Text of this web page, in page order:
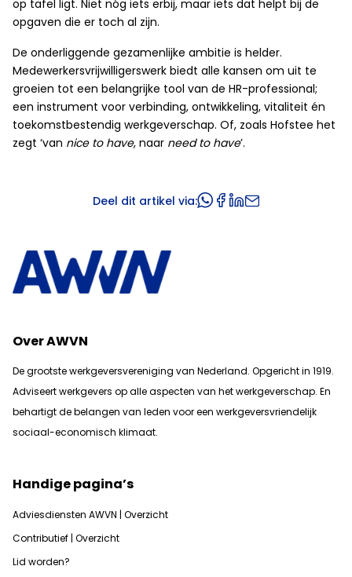
op tafel ligt. Niet nóg iets erbij, maar iets dat helpt bij de
opgaven die er toch al zijn.
De onderliggende gezamenlijke ambitie is helder.
Medewerkersvrijwilligerswerk biedt alle kansen om uit te
groeien tot een belangrijke tool van de HR-professional;
een instrument voor verbinding, ontwikkeling, vitaliteit én
toekomstbestendig werkgeverschap. Of, zoals Hofstee het
zegt ‘van nice to have, naar need to have’.
Deel dit artikel via:
Over AWVN
De grootste werkgeversvereniging van Nederland. Opgericht in 1919.
Adviseert werkgevers op alle aspecten van het werkgeverschap. En
behartigt de belangen van leden voor een werkgeversvriendelijk
sociaal-economisch klimaat.
Handige pagina’s
Adviesdiensten AWVN | Overzicht
Contributief | Overzicht
Lid worden?